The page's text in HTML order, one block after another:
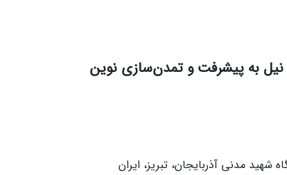
نیل به پیشرفت و تمدن‌سازی نوین
شهید مدنی آذربایجان، تبریز، ایران